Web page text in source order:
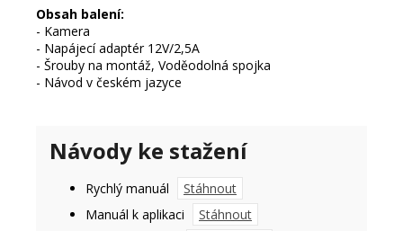
Obsah balení:
- Kamera
- Napájecí adaptér 12V/2,5A
- Šrouby na montáž, Voděodolná spojka
- Návod v českém jazyce
Návody ke stažení
Rychlý manuál
Stáhnout
Manuál k aplikaci
Stáhnout